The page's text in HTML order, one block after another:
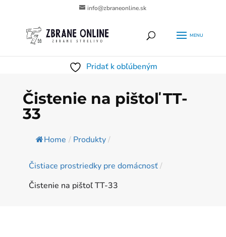
info@zbraneonline.sk
Pridať k obľúbeným
Čistenie na pištoľ TT-
33
Home / Produkty/
Čistiace prostriedky pre domácnosť/
Čistenie na pištoľ TT-33